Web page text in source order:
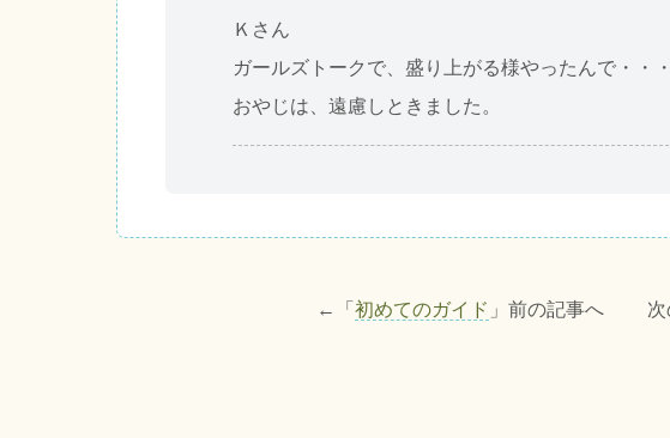
Ｋさん
ガールズトークで、盛り上がる様やったんで・・・
おやじは、遠慮しときました。
←「 初めてのガイド 」前の記事へ 次